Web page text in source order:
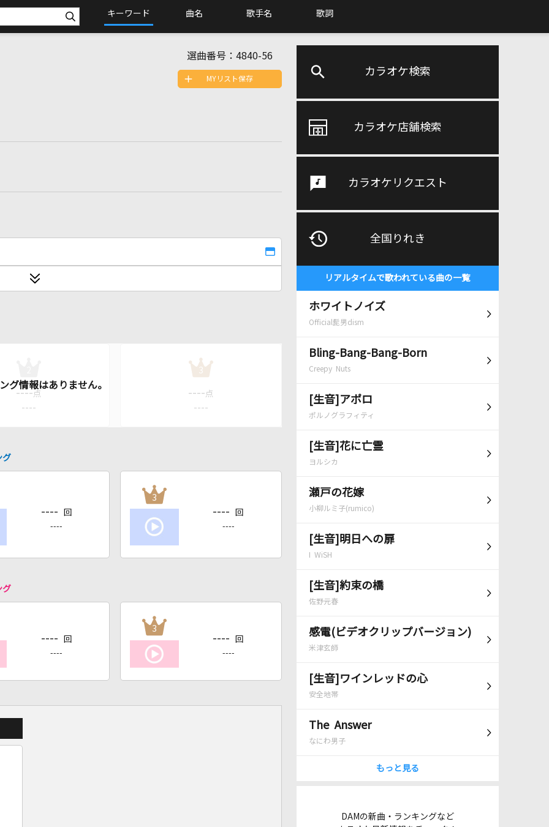
キーワード 曲名 歌手名 歌詞
カラオケ検索
カラオケ店舗検索
カラオケリクエスト
全国りれき
リアルタイムで歌われている曲の一覧
ホワイトノイズ
Official髭男dism
Bling-Bang-Bang-Born
Creepy Nuts
[生音]アポロ
ポルノグラフィティ
[生音]花に亡霊
ヨルシカ
瀬戸の花嫁
小柳ルミ子(rumico)
[生音]明日への扉
I WiSH
[生音]約束の橋
佐野元春
感電(ビデオクリップバージョン)
米津玄師
[生音]ワインレッドの心
安全地帯
The Answer
なにわ男子
もっと見る
DAMの新曲・ランキングなど
選曲番号： 4840-56
MYリスト保存
---- 点
----
3
---- 点
----
グ
---- 回
----
3
---- 回
----
グ
---- 回
----
3
---- 回
----